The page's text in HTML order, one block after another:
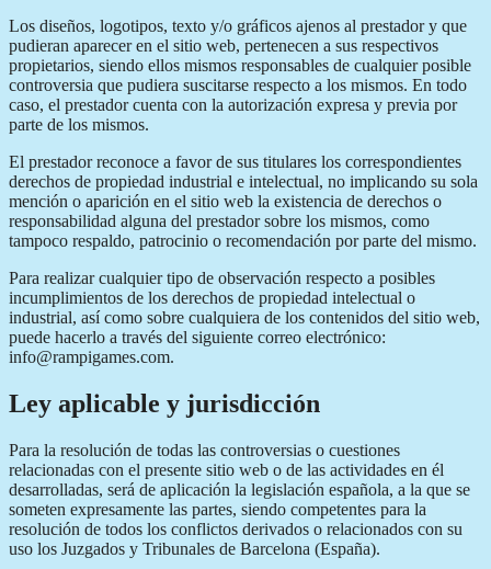
Los diseños, logotipos, texto y/o gráficos ajenos al prestador y que
pudieran aparecer en el sitio web, pertenecen a sus respectivos
propietarios, siendo ellos mismos responsables de cualquier posible
controversia que pudiera suscitarse respecto a los mismos. En todo
caso, el prestador cuenta con la autorización expresa y previa por
parte de los mismos.
El prestador reconoce a favor de sus titulares los correspondientes
derechos de propiedad industrial e intelectual, no implicando su sola
mención o aparición en el sitio web la existencia de derechos o
responsabilidad alguna del prestador sobre los mismos, como
tampoco respaldo, patrocinio o recomendación por parte del mismo.
Para realizar cualquier tipo de observación respecto a posibles
incumplimientos de los derechos de propiedad intelectual o
industrial, así como sobre cualquiera de los contenidos del sitio web,
puede hacerlo a través del siguiente correo electrónico:
info@rampigames.com.
Ley aplicable y jurisdicción
Para la resolución de todas las controversias o cuestiones
relacionadas con el presente sitio web o de las actividades en él
desarrolladas, será de aplicación la legislación española, a la que se
someten expresamente las partes, siendo competentes para la
resolución de todos los conflictos derivados o relacionados con su
uso los Juzgados y Tribunales de Barcelona (España).